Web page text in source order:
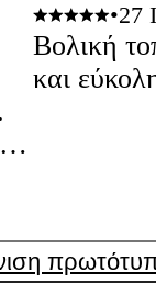
•27
Βολική
και